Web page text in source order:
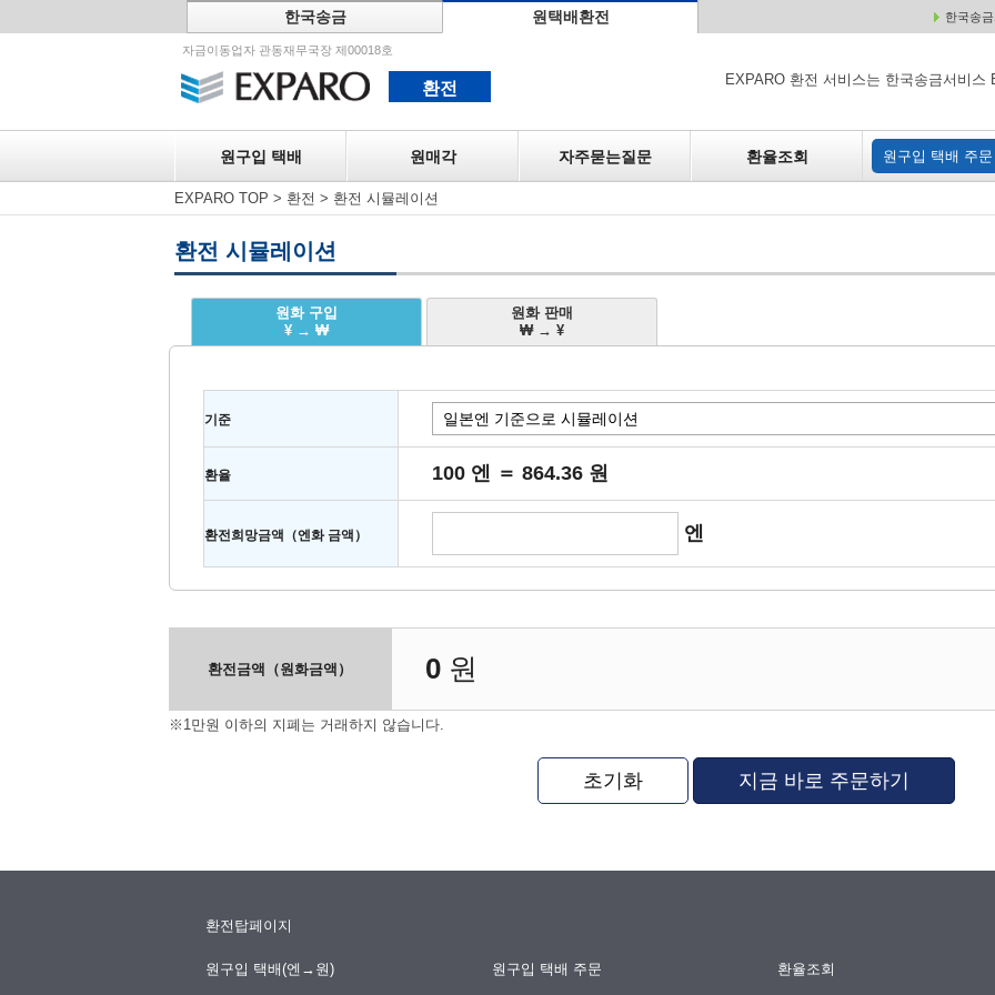
한국송금 원택배환전 한국송
자금이동업자 관동재무국장 제00018호
환전 EXPARO 환전 서비스는 한국송금서비
원구입 택배 원매각 자주묻는질문 환율조회 원구입 택배 주문
원매각 원구
EXPARO TOP > 환전 > 환전 시뮬레이션
환전 시뮬레이션
원화 구입
¥ → ₩
원화 판매
₩ → ¥
기준
환율 100 엔 ＝ 864.36 원
환전희망금액（엔화 금액） 엔
환전금액（원화금액） 0 원
※1만원 이하의 지폐는 거래하지 않습니다.
초기화 지금 바로 주문하기
환전탑페이지
원구입 택배(엔→원) 원구입 택배 주문 환율조회